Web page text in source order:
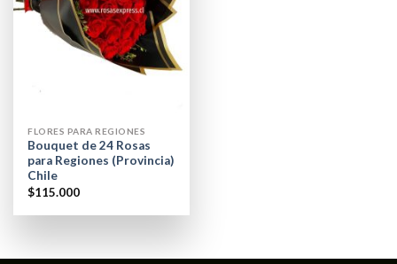
FLORES PARA REGIONES
Bouquet de 24 Rosas
para Regiones (Provincia)
Chile
$115.000